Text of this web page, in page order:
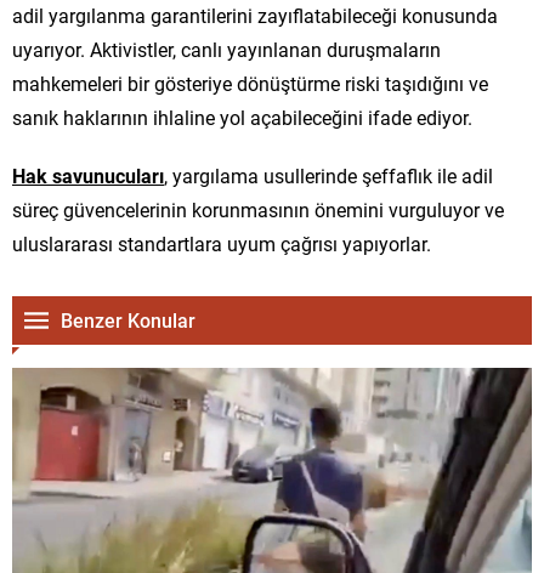
adil yargılanma garantilerini zayıflatabileceği konusunda
uyarıyor. Aktivistler, canlı yayınlanan duruşmaların
mahkemeleri bir gösteriye dönüştürme riski taşıdığını ve
sanık haklarının ihlaline yol açabileceğini ifade ediyor.
Hak savunucuları, yargılama usullerinde şeffaflık ile adil
süreç güvencelerinin korunmasının önemini vurguluyor ve
uluslararası standartlara uyum çağrısı yapıyorlar.
Benzer Konular